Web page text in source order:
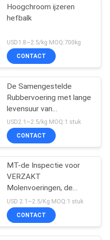
Hoogchroom ijzeren
hefbalk
USD1.8~2.5/kg MOQ:700kg
CONTACT
De Samengestelde
Rubbervoering met lange
levensuur van
Staalvoeringen voor
VERZAKT de Molens
EB862 van de Molenbal
USD2.1~2.5/kg MOQ:1 stuk
CONTACT
MT-de Inspectie voor
VERZAKT
Molenvoeringen, de
Voeringsvervanging van
de Balmolen
USD 2.1~2.5/Kg MOQ:1 stuk
CONTACT